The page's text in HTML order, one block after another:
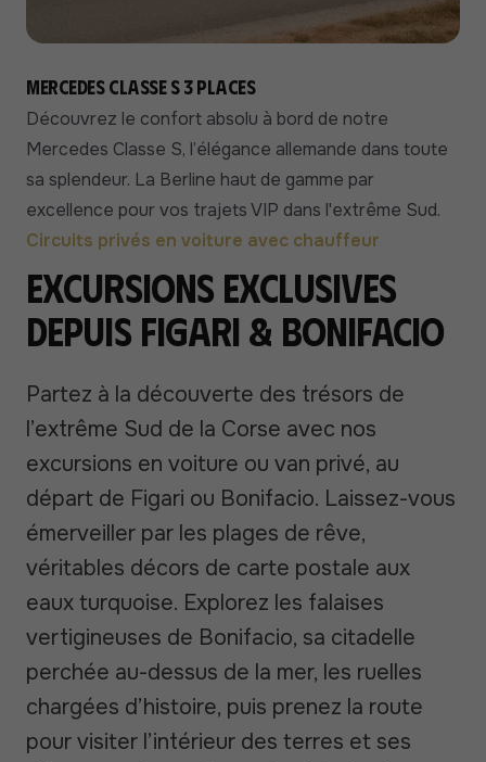
Mercedes Classe S 3 places
Découvrez le confort absolu à bord de notre
Mercedes Classe S, l’élégance allemande dans toute
sa splendeur. La Berline haut de gamme par
excellence pour vos trajets VIP dans l'extrême Sud.
Circuits privés en voiture avec chauffeur
Excursions exclusives
depuis Figari & Bonifacio
Partez à la découverte des trésors de
l’extrême Sud de la Corse avec nos
excursions en voiture ou van privé, au
départ de Figari ou Bonifacio. Laissez-vous
émerveiller par les plages de rêve,
véritables décors de carte postale aux
eaux turquoise. Explorez les falaises
vertigineuses de Bonifacio, sa citadelle
perchée au-dessus de la mer, les ruelles
chargées d’histoire, puis prenez la route
pour visiter l’intérieur des terres et ses